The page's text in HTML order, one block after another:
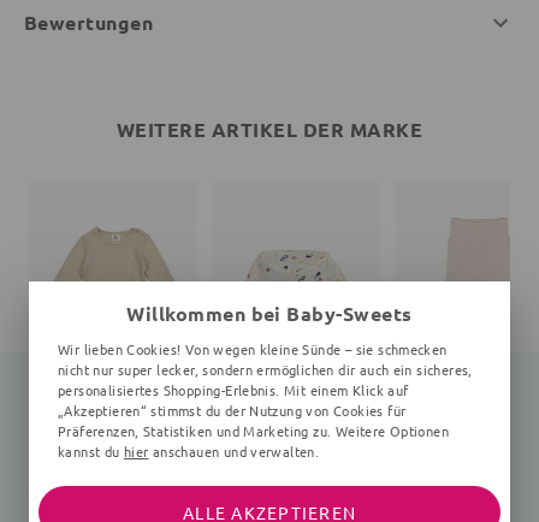
Bewertungen
WEITERE ARTIKEL DER MARKE
Langarmbody
26,91 €
Print
Willkommen bei Baby-Sweets
Wir lieben Cookies! Von wegen kleine Sünde – sie schmecken
nicht nur super lecker, sondern ermöglichen dir auch ein sicheres,
personalisiertes Shopping-Erlebnis. Mit einem Klick auf
„Akzeptieren“ stimmst du der Nutzung von Cookies für
Präferenzen, Statistiken und Marketing zu. Weitere Optionen
kannst du hier anschauen und verwalten.
ALLE AKZEPTIEREN